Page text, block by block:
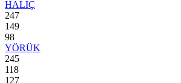
HALIÇ
247
149
98
YÖRÜK
245
118
127